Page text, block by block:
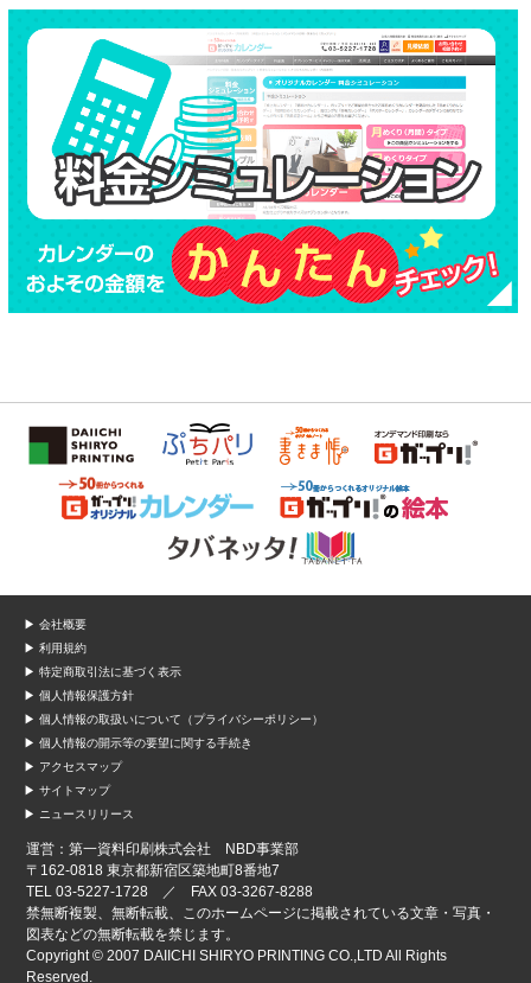
▶ 会社概要
▶ 利用規約
▶ 特定商取引法に基づく表示
▶ 個人情報保護方針
▶ 個人情報の取扱いについて（プライバシーポリシー）
▶ 個人情報の開示等の要望に関する手続き
▶ アクセスマップ
▶ サイトマップ
▶ ニュースリリース
運営：第一資料印刷株式会社 NBD事業部
〒162-0818 東京都新宿区築地町8番地7
TEL 03-5227-1728 ／ FAX 03-3267-8288
禁無断複製、無断転載、このホームページに掲載されている文章・写真・
図表などの無断転載を禁じます。
Copyright © 2007 DAIICHI SHIRYO PRINTING CO.,LTD All Rights
Reserved.